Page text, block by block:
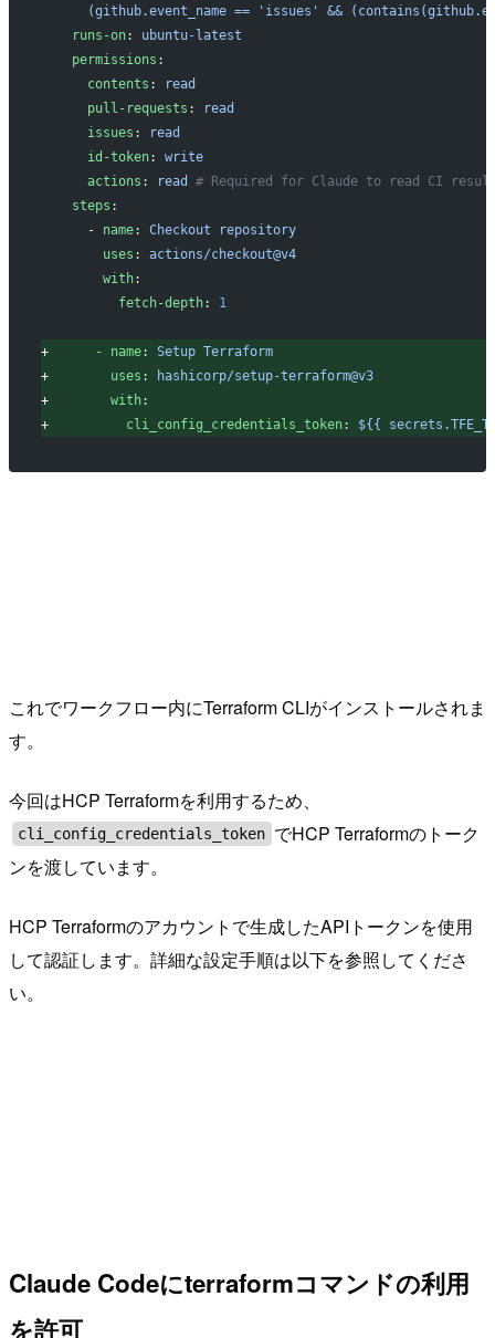
(github.event_name == 'issues' &&
   runs-on
: ubuntu-latest
   permissions
:
     contents
:
read
     pull-requests
:
read
     issues
:
read
     id-token
: write
     actions
: read
# Required for Claude to read CI
   steps
:
     -
name: Checkout repository
       uses
: actions/checkout@v4
       with
:
         fetch-depth
: 1
+
      - name
: Setup Terraform
+
        uses
:
hashicorp/setup-terraform@v3
+
        with
:
+
          cli_config_credentials_token
: ${{
これでワークフロー内にTerraform CLIがインストールされま
す。
今回はHCP Terraformを利用するため、
cli_config_credentials_token でHCP Terraformのトーク
ンを渡しています。
HCP Terraformのアカウントで生成したAPIトークンを使用
して認証します。詳細な設定手順は以下を参照してくださ
い。
Claude Codeにterraformコマンドの利用
を許可